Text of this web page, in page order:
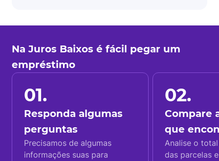
Na Juros Baixos é fácil pegar um
empréstimo
01.
Responda algumas
perguntas
Precisamos de algumas
informações suas para
02.
Compare
que
Analise o
das parcelas